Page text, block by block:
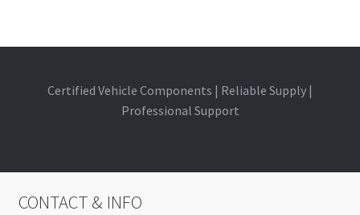
Certified Vehicle Components | Reliable Supply |
Professional Support
CONTACT & INFO